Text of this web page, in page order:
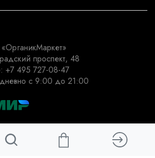
«ОрганикМаркет»
проспект, 48
+7 495 727-08-47
с 9:00 до 21:00